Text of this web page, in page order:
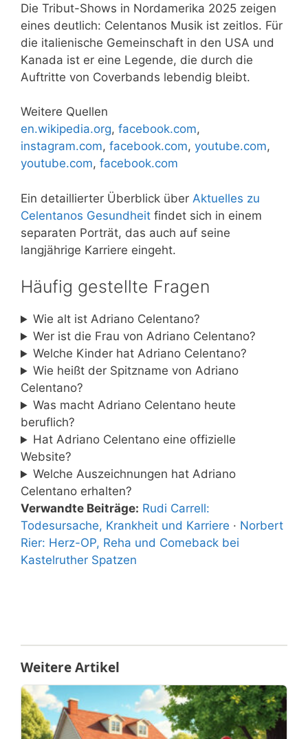
Die Tribut-Shows in Nordamerika 2025 zeigen
eines deutlich: Celentanos Musik ist zeitlos. Für
die italienische Gemeinschaft in den USA und
Kanada ist er eine Legende, die durch die
Auftritte von Coverbands lebendig bleibt.
Weitere Quellen
en.wikipedia.org, facebook.com,
instagram.com, facebook.com, youtube.com,
youtube.com, facebook.com
Ein detaillierter Überblick über Aktuelles zu
Celentanos Gesundheit findet sich in einem
separaten Porträt, das auch auf seine
langjährige Karriere eingeht.
Häufig gestellte Fragen
Wie alt ist Adriano Celentano?
Wer ist die Frau von Adriano Celentano?
Welche Kinder hat Adriano Celentano?
Wie heißt der Spitzname von Adriano
Celentano?
Was macht Adriano Celentano heute
beruflich?
Hat Adriano Celentano eine offizielle
Website?
Welche Auszeichnungen hat Adriano
Celentano erhalten?
Verwandte Beiträge: Rudi Carrell:
Todesursache, Krankheit und Karriere · Norbert
Rier: Herz-OP, Reha und Comeback bei
Kastelruther Spatzen
Weitere Artikel